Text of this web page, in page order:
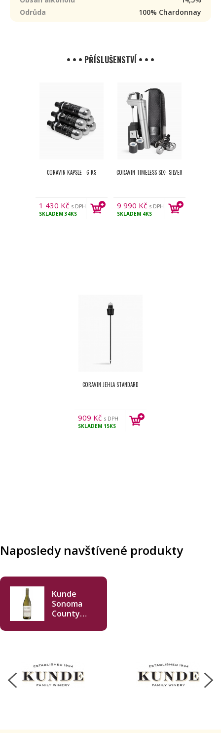
Odrůda
100% Chardonnay
• • • PŘÍSLUŠENSTVÍ • • •
CORAVIN KAPSLE - 6 KS
1 430 Kč s DPH
SKLADEM34KS
CORAVIN TIMELESS SIX+ SILVER
9 990 Kč s DPH
SKLADEM 4KS
CORAVIN JEHLA STANDARD
909 Kč s DPH
SKLADEM 15KS
Naposledy navštívené produkty
Kunde
Sonoma
County
2022 750ml